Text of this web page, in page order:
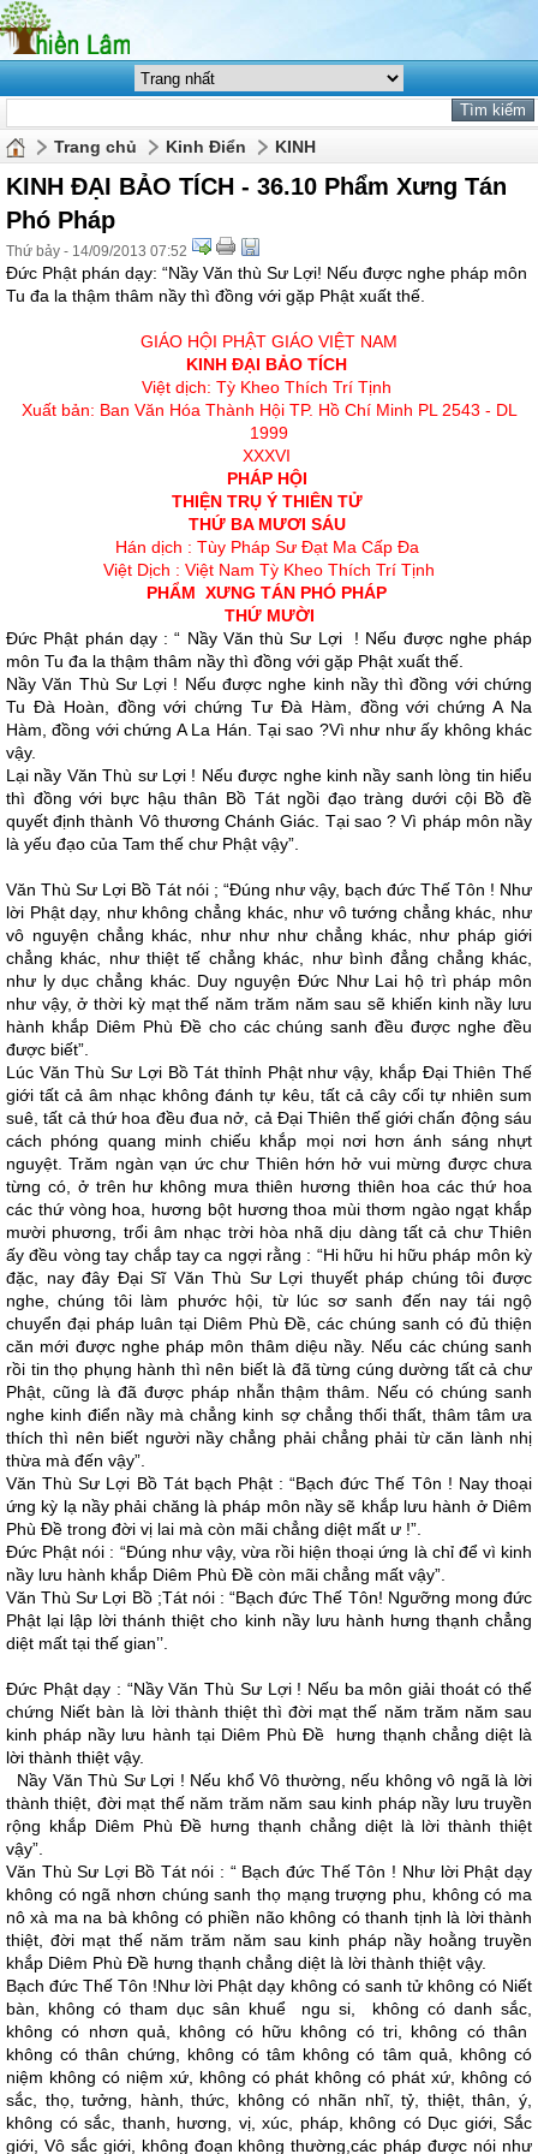
Trang chủ Kinh Điển KINH
KINH ĐẠI BẢO TÍCH - 36.10 Phẩm Xưng Tán
Phó Pháp
Thứ bảy - 14/09/2013 07:52
Ðức Phật phán dạy: “Nầy Văn thù Sư Lợi! Nếu được nghe pháp môn
Tu đa la thậm thâm nầy thì đồng với gặp Phật xuất thế.
GIÁO HỘI PHẬT GIÁO VIỆT NAM
KINH ÐẠI BẢO TÍCH
Việt dịch: Tỳ Kheo Thích Trí Tịnh
Xuất bản: Ban Văn Hóa Thành Hội TP. Hồ Chí Minh PL 2543 - DL
1999
XXXVI
PHÁP HỘI
THIỆN TRỤ Ý THIÊN TỬ
THỨ BA MƯƠI SÁU
Hán dịch : Tùy Pháp Sư Ðạt Ma Cấp Ða
Việt Dịch : Việt Nam Tỳ Kheo Thích Trí Tịnh
PHẨM XƯNG TÁN PHÓ PHÁP
THỨ MƯỜI
Ðức Phật phán dạy : “ Nầy Văn thù Sư Lợi ! Nếu được nghe pháp
môn Tu đa la thậm thâm nầy thì đồng với gặp Phật xuất thế.
Nầy Văn Thù Sư Lợi ! Nếu được nghe kinh nầy thì đồng với chứng
Tu Ðà Hoàn, đồng với chứng Tư Ðà Hàm, đồng với chứng A Na
Hàm, đồng với chứng A La Hán. Tại sao ?Vì như như ấy không khác
vậy.
Lại nầy Văn Thù sư Lợi ! Nếu được nghe kinh nầy sanh lòng tin hiểu
thì đồng với bực hậu thân Bồ Tát ngồi đạo tràng dưới cội Bồ đề
quyết định thành Vô thương Chánh Giác. Tại sao ? Vì pháp môn nầy
là yếu đạo của Tam thế chư Phật vậy”.
Văn Thù Sư Lợi Bồ Tát nói ; “Ðúng như vậy, bạch đức Thế Tôn ! Như
lời Phật dạy, như không chẳng khác, như vô tướng chẳng khác, như
vô nguyện chẳng khác, như như như chẳng khác, như pháp giới
chẳng khác, như thiệt tế chẳng khác, như bình đẳng chẳng khác,
như ly dục chẳng khác. Duy nguyện Ðức Như Lai hộ trì pháp môn
như vậy, ở thời kỳ mạt thế năm trăm năm sau sẽ khiến kinh nầy lưu
hành khắp Diêm Phù Ðề cho các chúng sanh đều được nghe đều
được biết”.
Lúc Văn Thù Sư Lợi Bồ Tát thỉnh Phật như vậy, khắp Ðại Thiên Thế
giới tất cả âm nhạc không đánh tự kêu, tất cả cây cối tự nhiên sum
suê, tất cả thứ hoa đều đua nở, cả Ðại Thiên thế giới chấn động sáu
cách phóng quang minh chiếu khắp mọi nơi hơn ánh sáng nhựt
nguyệt. Trăm ngàn vạn ức chư Thiên hớn hở vui mừng được chưa
từng có, ở trên hư không mưa thiên hương thiên hoa các thứ hoa
các thứ vòng hoa, hương bột hương thoa mùi thơm ngào ngạt khắp
mười phương, trổi âm nhạc trời hòa nhã dịu dàng tất cả chư Thiên
ấy đều vòng tay chắp tay ca ngợi rằng : “Hi hữu hi hữu pháp môn kỳ
đặc, nay đây Ðại Sĩ Văn Thù Sư Lợi thuyết pháp chúng tôi được
nghe, chúng tôi làm phước hội, từ lúc sơ sanh đến nay tái ngộ
chuyển đại pháp luân tại Diêm Phù Ðề, các chúng sanh có đủ thiện
căn mới được nghe pháp môn thâm diệu nầy. Nếu các chúng sanh
rồi tin thọ phụng hành thì nên biết là đã từng cúng dường tất cả chư
Phật, cũng là đã được pháp nhẫn thậm thâm. Nếu có chúng sanh
nghe kinh điển nầy mà chẳng kinh sợ chẳng thối thất, thâm tâm ưa
thích thì nên biết người nầy chẳng phải chẳng phải từ căn lành nhị
thừa mà đến vậy”.
Văn Thù Sư Lợi Bồ Tát bạch Phật : “Bạch đức Thế Tôn ! Nay thoại
ứng kỳ lạ nầy phải chăng là pháp môn nầy sẽ khắp lưu hành ở Diêm
Phù Ðề trong đời vị lai mà còn mãi chẳng diệt mất ư !”.
Ðức Phật nói : “Ðúng như vậy, vừa rồi hiện thoại ứng là chỉ để vì kinh
nầy lưu hành khắp Diêm Phù Ðề còn mãi chẳng mất vậy”.
Văn Thù Sư Lợi Bồ ;Tát nói : “Bạch đức Thế Tôn! Ngưỡng mong đức
Phật lại lập lời thánh thiệt cho kinh nầy lưu hành hưng thạnh chẳng
diệt mất tại thế gian’’.
Ðức Phật dạy : “Nầy Văn Thù Sư Lợi ! Nếu ba môn giải thoát có thể
chứng Niết bàn là lời thành thiệt thì đời mạt thế năm trăm năm sau
kinh pháp nầy lưu hành tại Diêm Phù Ðề hưng thạnh chẳng diệt là
lời thành thiệt vậy.
Nầy Văn Thù Sư Lợi ! Nếu khổ Vô thường, nếu không vô ngã là lời
thành thiệt, đời mạt thế năm trăm năm sau kinh pháp nầy lưu truyền
rộng khắp Diêm Phù Ðề hưng thạnh chẳng diệt là lời thành thiệt
vậy”.
Văn Thù Sư Lợi Bồ Tát nói : “ Bạch đức Thế Tôn ! Như lời Phật dạy
không có ngã nhơn chúng sanh thọ mạng trượng phu, không có ma
nô xà ma na bà không có phiền não không có thanh tịnh là lời thành
thiệt, đời mạt thế năm trăm năm sau kinh pháp nầy hoằng truyền
khắp Diêm Phù Ðề hưng thạnh chẳng diệt là lời thành thiệt vậy.
Bạch đức Thế Tôn !Như lời Phật dạy không có sanh tử không có Niết
bàn, không có tham dục sân khuể ngu si, không có danh sắc,
không có nhơn quả, không có hữu không có tri, không có thân
không có thân chứng, không có tâm không có tâm quả, không có
niệm không có niệm xứ, không có phát không có phát xứ, không có
sắc, thọ, tưởng, hành, thức, không có nhãn nhĩ, tỷ, thiệt, thân, ý,
không có sắc, thanh, hương, vị, xúc, pháp, không có Dục giới, Sắc
giới, Vô sắc giới, không đoạn không thường,các pháp được nói như